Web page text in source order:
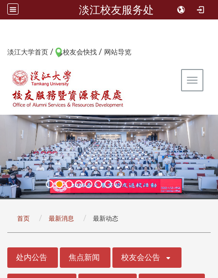
淡江校友服务处
淡江大学首页 / 校友会快找 / 网站导览
Toggle
首页 最新消息 最新动态
处内公告 焦点新闻 校友会公告